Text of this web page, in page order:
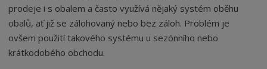
prodeje i s obalem a často využívá nějaký systém oběhu
obalů, ať již se zálohovaný nebo bez záloh. Problém je
ovšem použití takového systému u sezónního nebo
krátkodobého obchodu.